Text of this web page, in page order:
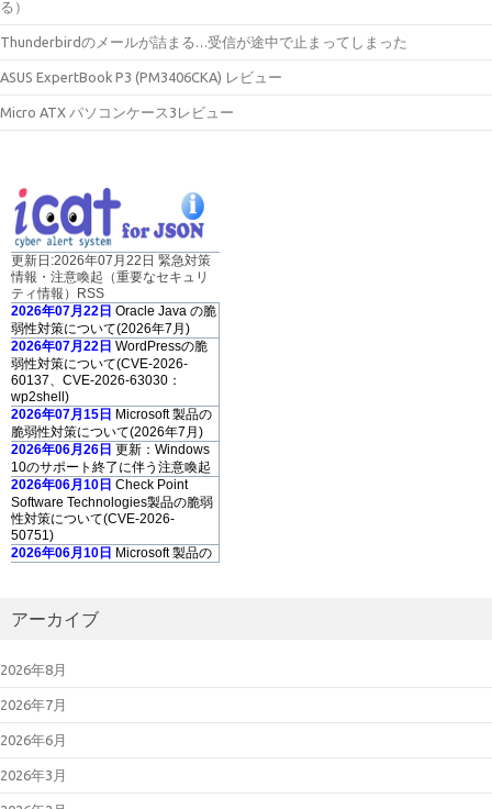
る）
Thunderbirdのメールが詰まる…受信が途中で止まってしまった
ASUS ExpertBook P3 (PM3406CKA) レビュー
Micro ATX パソコンケース3レビュー
更新日:2026年07月22日 緊急対策
情報・注意喚起（重要なセキュリ
ティ情報）RSS
2026年07月22日 Oracle Java の脆
弱性対策について(2026年7月)
2026年07月22日 WordPressの脆
弱性対策について(CVE-2026-
60137、CVE-2026-63030：
wp2shell)
2026年07月15日 Microsoft 製品の
脆弱性対策について(2026年7月)
2026年06月26日 更新：Windows
10のサポート終了に伴う注意喚起
2026年06月10日 Check Point
Software Technologies製品の脆弱
性対策について(CVE-2026-
50751)
2026年06月10日 Microsoft 製品の
いて(2026年6月)
MailSuite」におけるスタックベー
弱性について（JVN#35567473）
脆弱性対策について(2026年5月)
Networks製PAN-OSの脆弱性対策
アーカイブ
2026年8月
2026年7月
2026年6月
2026年3月